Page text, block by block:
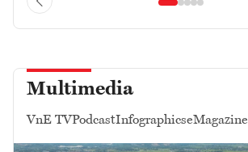
Multimedia
VnE TVPodcastInfographicseMagazine